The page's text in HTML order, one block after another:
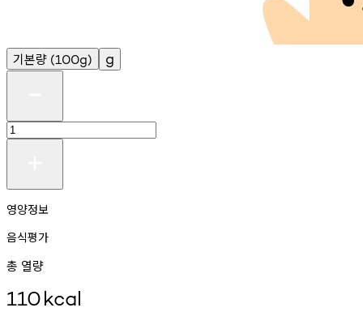
기본량 (100g) g
영양정보
음식평가
총 열량
110kcal